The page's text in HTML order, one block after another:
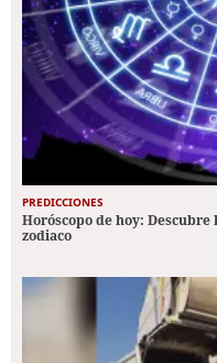
PREDICCIONES
Horóscopo de hoy:
zodiaco